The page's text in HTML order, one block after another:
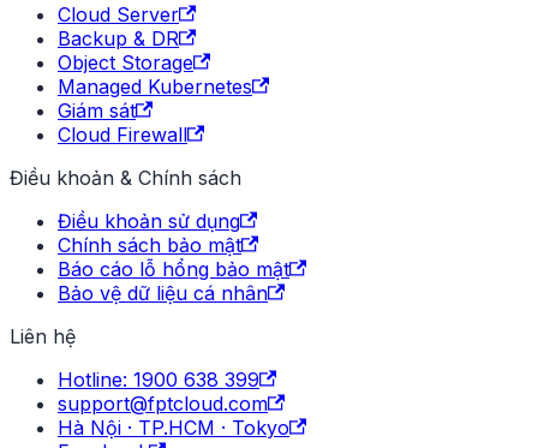
Cloud Server
Backup & DR
Object Storage
Managed Kubernetes
Giám sát
Cloud Firewall
Điều khoản & Chính sách
Điều khoản sử dụng
Chính sách bảo mật
Báo cáo lỗ hổng bảo mật
Bảo vệ dữ liệu cá nhân
Liên hệ
Hotline: 1900 638 399
support@fptcloud.com
Hà Nội · TP.HCM · Tokyo